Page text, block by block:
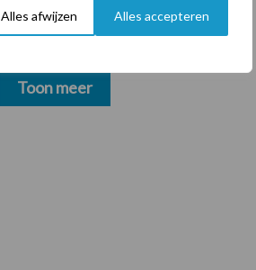
Alles afwijzen Alles accepteren
dan ooit”
Toon meer